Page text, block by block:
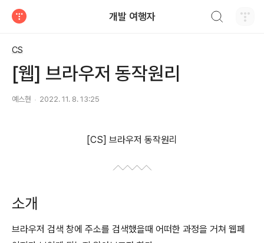
개발 여행자
CS
[웹] 브라우저 동작원리
예스현 2022. 11. 8. 13:25
[CS] 브라우저 동작원리
소개
브라우저 검색 창에 주소를 검색했을때 어떠한 과정을 거쳐 웹페